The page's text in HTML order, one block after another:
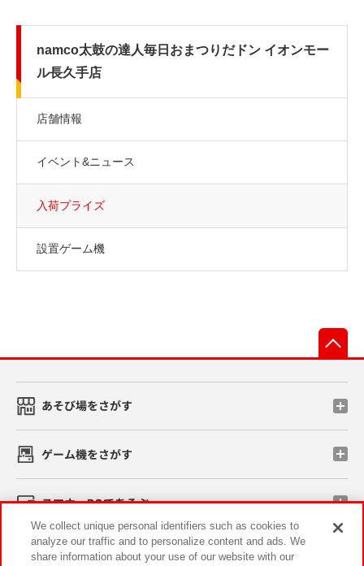
namco太鼓の達人毎日おまつりだドン イオンモー
ル長久手店
店舗情報
イベント&ニュース
入荷プライズ
設置ゲーム機
あそび場をさがす
ゲーム機をさがす
スマホ・PCであそぶ
イベント・キャンペーン
We collect unique personal identifiers such as cookies to
analyze our traffic and to personalize content and ads. We
share information about your use of our website with our